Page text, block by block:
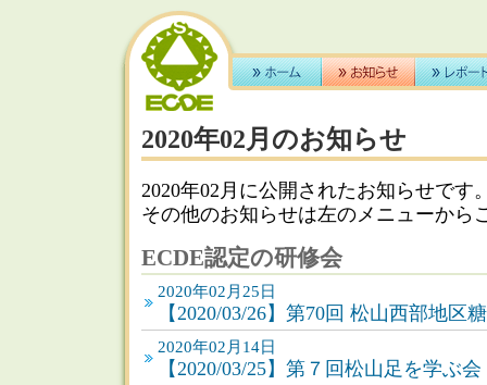
2020年02月のお知らせ
2020年02月に公開されたお知らせです
その他のお知らせは左のメニューから
ECDE認定の研修会
2020年02月25日
【2020/03/26】第70回 松山西部地区
2020年02月14日
【2020/03/25】第７回松山足を学ぶ会